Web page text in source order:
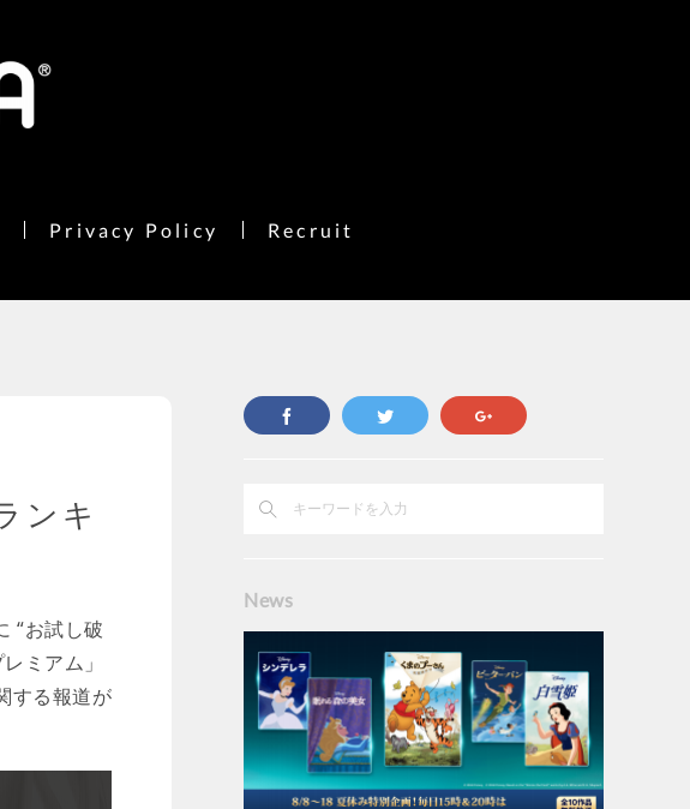
Privacy Policy Recruit
ンキ
“お試し破
ミアム」
する報道が
News